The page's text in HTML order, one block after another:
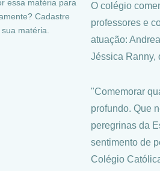
O colégio
professores e
atuação:
Jéssica Ranny,
"Comemorar
profundo. Que
peregrinas da
sentimento de
Colégio
essa matéria para
Cadastre
matéria.